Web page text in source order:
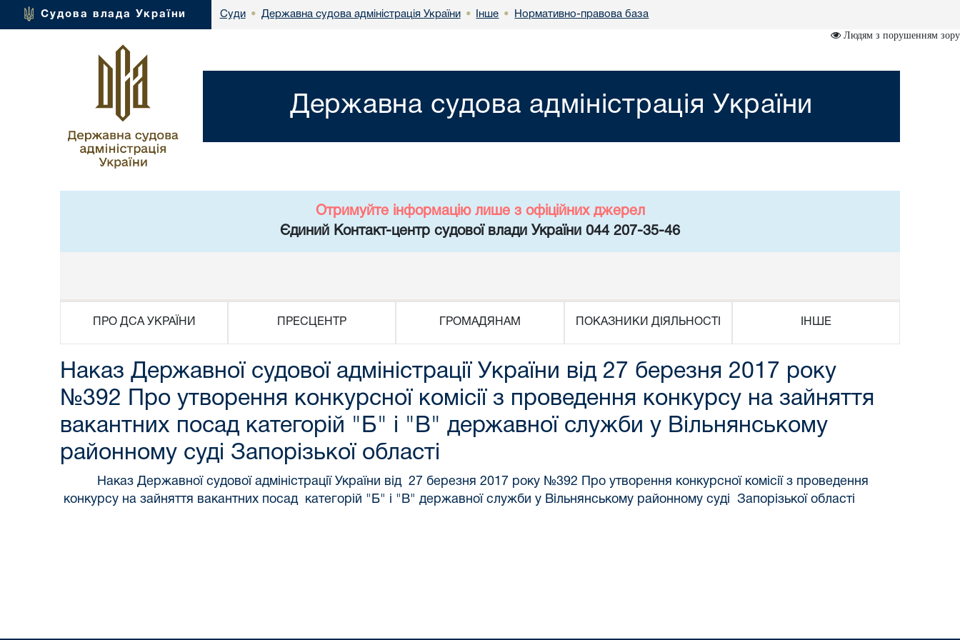
Судова влада України Суди • Державна судова адміністрація України • Інше • Нормативно-правова база
Людям з порушенням зору
Державна судова адміністрація України
Отримуйте інформацію лише з офіційних джерел
Єдиний Контакт-центр судової влади України 044 207-35-46
ПРО ДСА УКРАЇНИ ПРЕСЦЕНТР ГРОМАДЯНАМ ПОКАЗНИКИ ДІЯЛЬНОСТІ ІНШЕ
Наказ Державної судової адміністрації України від 27 березня 2017 року
№392 Про утворення конкурсної комісії з проведення конкурсу на зайняття
вакантних посад категорій "Б" і "В" державної служби у Вільнянському
районному суді Запорізької області
Наказ Державної судової адміністрації України від 27 березня 2017 року №392 Про утворення конкурсної комісії з проведення
конкурсу на зайняття вакантних посад категорій "Б" і "В" державної служби у Вільнянському районному суді Запорізької області